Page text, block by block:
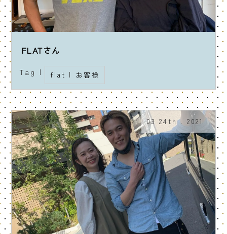
FLATさん
Tag | flat | お客様
03 24th . 2021 .